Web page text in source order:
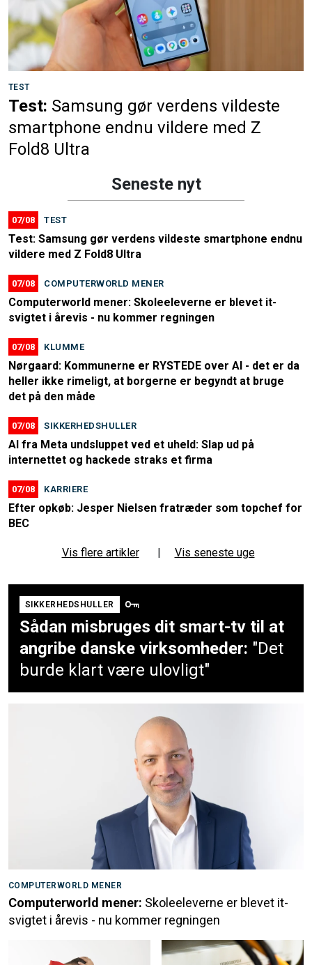
TEST
Test: Samsung gør verdens vildeste
smartphone endnu vildere med Z
Fold8 Ultra
Seneste nyt
07/08 TEST
Test: Samsung gør verdens vildeste smartphone endnu
vildere med Z Fold8 Ultra
07/08 COMPUTERWORLD MENER
Computerworld mener: Skoleeleverne er blevet it-
svigtet i årevis - nu kommer regningen
07/08 KLUMME
Nørgaard: Kommunerne er RYSTEDE over AI - det er da
heller ikke rimeligt, at borgerne er begyndt at bruge
det på den måde
07/08 SIKKERHEDSHULLER
AI fra Meta undsluppet ved et uheld: Slap ud på
internettet og hackede straks et firma
07/08 KARRIERE
Efter opkøb: Jesper Nielsen fratræder som topchef for
BEC
Vis flere artikler | Vis seneste uge
SIKKERHEDSHULLER
Sådan misbruges dit smart-tv til at
angribe danske virksomheder: "Det
burde klart være ulovligt"
COMPUTERWORLD MENER
Computerworld mener: Skoleeleverne er blevet it-
svigtet i årevis - nu kommer regningen